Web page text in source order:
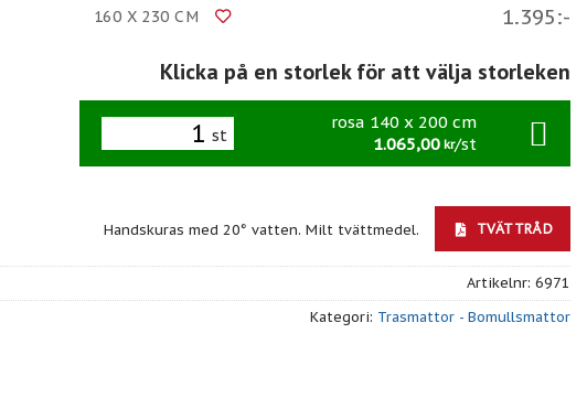
160 X 230 CM 1.395:-
Klicka på en storlek för att välja storleken
st
rosa 140 x 200 cm
1.065,00 kr/st
Handskuras med 20° vatten. Milt tvättmedel. TVÄTTRÅD
Artikelnr: 6971
Kategori: Trasmattor - Bomullsmattor